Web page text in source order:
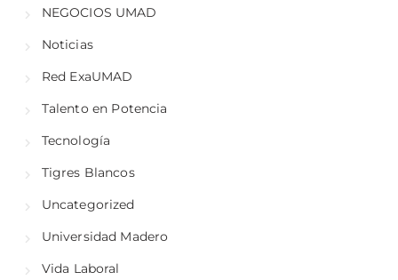
NEGOCIOS UMAD
Noticias
Red ExaUMAD
Talento en Potencia
Tecnología
Tigres Blancos
Uncategorized
Universidad Madero
Vida Laboral